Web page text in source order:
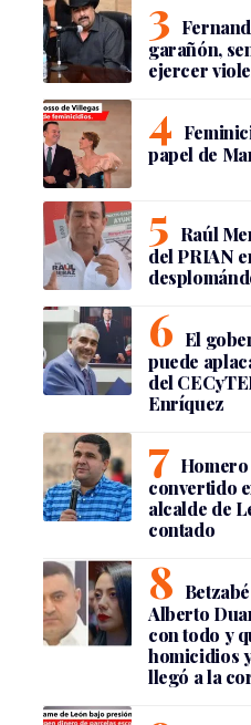
garañón,
ejercer
papel de
Raúl
del PRIAN
El
puede
del
Enríquez
convertido
alcalde de
contado
Alberto
con todo y
homicidios
llegó a la